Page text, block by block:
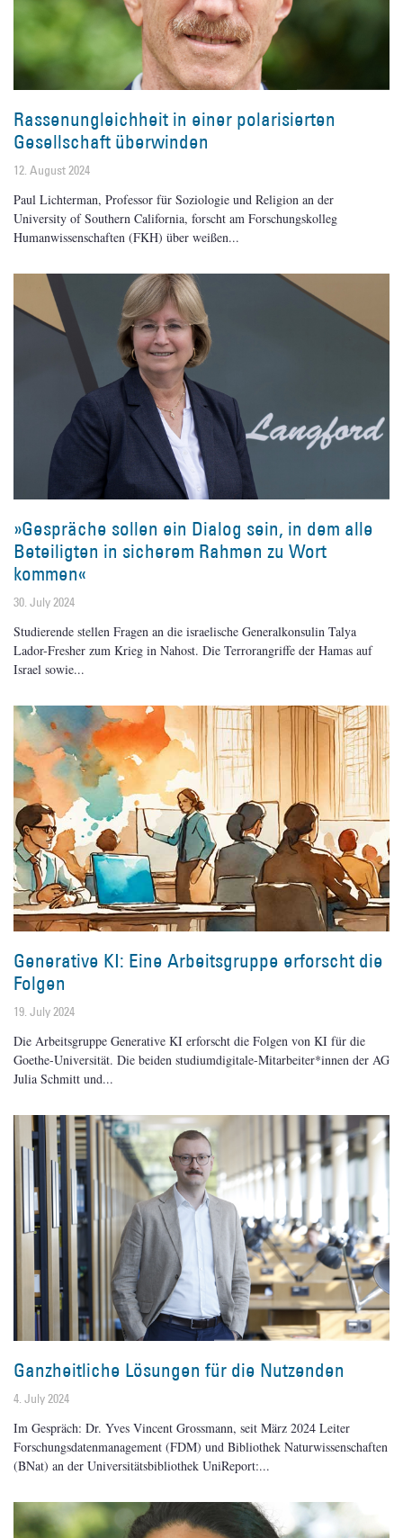
Rassenungleichheit in einer polarisierten
Gesellschaft überwinden
12. August 2024
Paul Lichterman, Professor für Soziologie und Religion an der
University of Southern California, forscht am Forschungskolleg
Humanwissenschaften (FKH) über weißen
»Gespräche sollen ein Dialog sein, in dem alle
Beteiligten in sicherem Rahmen zu Wort
kommen«
30. July 2024
Studierende stellen Fragen an die israelische Generalkonsulin Talya
Lador-Fresher zum Krieg in Nahost. Die Terrorangriffe der Hamas auf
Israel sowie
Generative KI: Eine Arbeitsgruppe erforscht die
Folgen
19. July 2024
Die Arbeitsgruppe Generative KI erforscht die Folgen von KI für die
Goethe-Universität. Die beiden studiumdigitale-Mitarbeiter*innen der AG
Julia Schmitt und
Ganzheitliche Lösungen für die Nutzenden
4. July 2024
Im Gespräch: Dr. Yves Vincent Grossmann, seit März 2024 Leiter
Forschungsdatenmanagement (FDM) und Bibliothek Naturwissenschaften
(BNat) an der Universitätsbibliothek UniReport: